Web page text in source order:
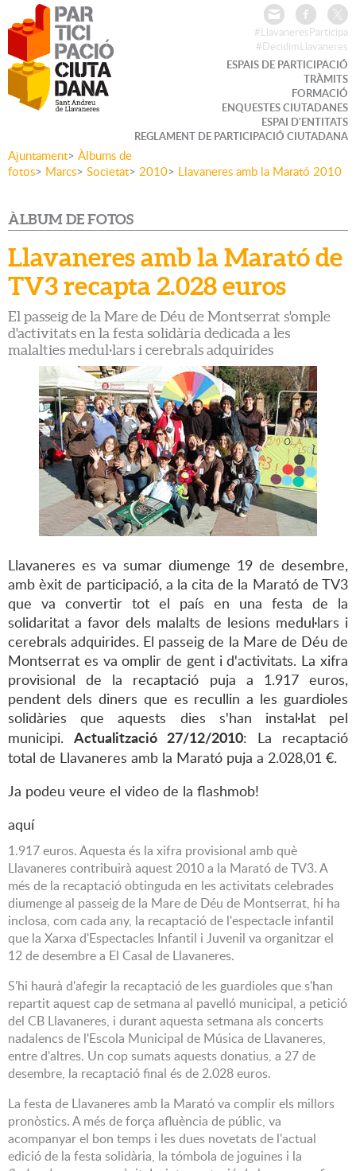
#LlavaneresParticipa
#DecidimLlavaneres
ESPAIS DE PARTICIPACIÓ
TRÀMITS
FORMACIÓ
ENQUESTES CIUTADANES
ESPAI D'ENTITATS
REGLAMENT DE PARTICIPACIÓ CIUTADANA
Ajuntament> Àlbums de
fotos> Marcs> Societat> 2010> Llavaneres amb la Marató 2010
ÀLBUM DE FOTOS
Llavaneres amb la Marató de
TV3 recapta 2.028 euros
El passeig de la Mare de Déu de Montserrat s'omple
d'activitats en la festa solidària dedicada a les
malalties medul·lars i cerebrals adquirides
Llavaneres es va sumar diumenge 19 de desembre,
amb èxit de participació, a la cita de la Marató de TV3
que va convertir tot el país en una festa de la
solidaritat a favor dels malalts de lesions medul·lars i
cerebrals adquirides. El passeig de la Mare de Déu de
Montserrat es va omplir de gent i d'activitats. La xifra
provisional de la recaptació puja a 1.917 euros,
pendent dels diners que es recullin a les guardioles
solidàries que aquests dies s'han instal·lat pel
municipi. Actualització 27/12/2010: La recaptació
total de Llavaneres amb la Marató puja a 2.028,01 €.
Ja podeu veure el video de la flashmob!
aquí
1.917 euros. Aquesta és la xifra provisional amb què
Llavaneres contribuirà aquest 2010 a la Marató de TV3. A
més de la recaptació obtinguda en les activitats celebrades
diumenge al passeig de la Mare de Déu de Montserrat, hi ha
inclosa, com cada any, la recaptació de l'espectacle infantil
que la Xarxa d'Espectacles Infantil i Juvenil va organitzar el
12 de desembre a El Casal de Llavaneres.
S'hi haurà d'afegir la recaptació de les guardioles que s'han
repartit aquest cap de setmana al pavelló municipal, a petició
del CB Llavaneres, i durant aquesta setmana als concerts
nadalencs de l'Escola Municipal de Música de Llavaneres,
entre d'altres. Un cop sumats aquests donatius, a 27 de
desembre, la recaptació final és de 2.028 euros.
La festa de Llavaneres amb la Marató va complir els millors
pronòstics. A més de força afluència de públic, va
acompanyar el bon temps i les dues novetats de l'actual
edició de la festa solidària, la tómbola de joguines i la